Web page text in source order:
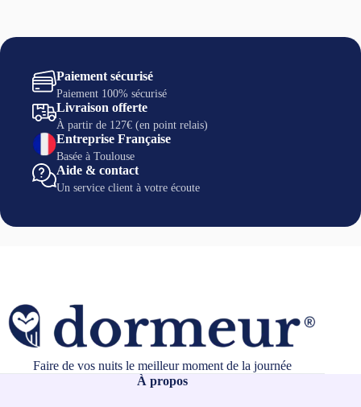
Paiement sécurisé
Paiement 100% sécurisé
Livraison offerte
À partir de 127€ (en point relais)
Entreprise Française
Basée à Toulouse
Aide & contact
Un service client à votre écoute
Faire de vos nuits le meilleur moment de la journée
À propos